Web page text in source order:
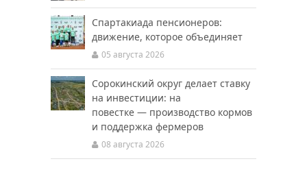
Спартакиада пенсионеров:
движение, которое объединяет
05 августа 2026
Сорокинский округ делает ставку
на инвестиции: на
повестке — производство кормов
и поддержка фермеров
08 августа 2026